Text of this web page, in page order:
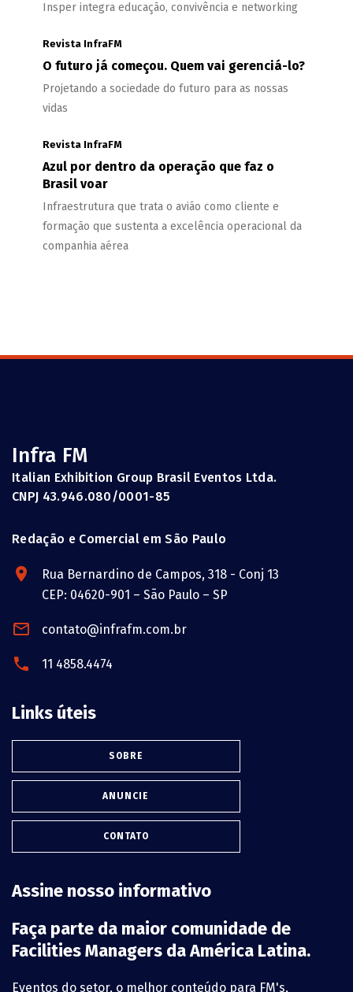
Insper integra educação, convivência e networking
Revista InfraFM
O futuro já começou. Quem vai gerenciá-lo?
Projetando a sociedade do futuro para as nossas
vidas
Revista InfraFM
Azul por dentro da operação que faz o
Brasil voar
Infraestrutura que trata o avião como cliente e
formação que sustenta a excelência operacional da
companhia aérea
Infra FM
Italian Exhibition Group Brasil Eventos Ltda.
CNPJ 43.946.080/0001-85
Redação e Comercial em São Paulo
Rua Bernardino de Campos, 318 - Conj 13
CEP: 04620-901 – São Paulo – SP
contato@infrafm.com.br
11 4858.4474
Links úteis
SOBRE
ANUNCIE
CONTATO
Assine nosso informativo
Faça parte da maior comunidade de
Facilities Managers da América Latina.
Eventos do setor, o melhor conteúdo para FM's,